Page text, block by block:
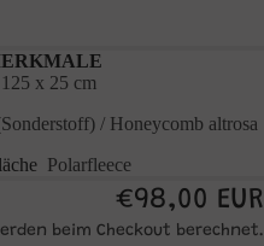
x 25 cm
/ Honeycomb altrosa
Polarfleece
€98,00 EUR
beim Checkout berechnet.